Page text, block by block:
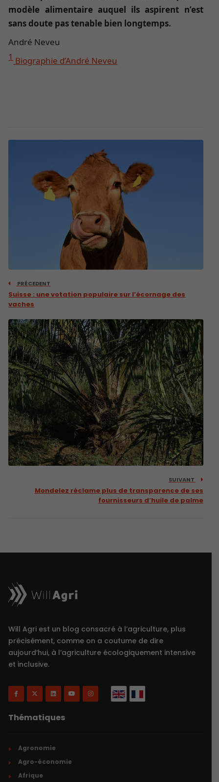
modèle alimentaire auquel ils aspirent n’est
sans doute pas tenable bien longtemps.
André Neveu
1Biographie d’André Neveu
PRÉCEDENT
Suisse : une votation populaire sur l’écornage des
vaches
SUIVANT
Mondelez réclame plus de transparence de ses
fournisseurs d’huile de palme
Will Agri est un blog consacré à l’agriculture, plus
précisément, comme on a coutume de dire
aujourd’hui, à l’agriculture écologiquement intensive
et inclusive.
Thématiques
Agronomie
Agro-économie
Afrique